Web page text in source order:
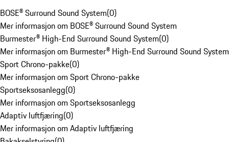
BOSE® Surround Sound System(0)
Mer informasjon om BOSE® Surround Sound System
Burmester® High-End Surround Sound System(0)
Mer informasjon om Burmester® High-End Surround Sound System
Sport Chrono-pakke(0)
Mer informasjon om Sport Chrono-pakke
Sportseksosanlegg(0)
Mer informasjon om Sportseksosanlegg
Adaptiv luftfjæring(0)
Mer informasjon om Adaptiv luftfjæring